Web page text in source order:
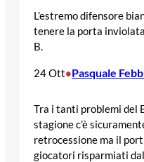
L’estremo difensore
tenere la porta
B.
24 Ott•Pasquale
Tra i tanti problemi del
stagione c’è
retrocessione ma il
giocatori risparmiati